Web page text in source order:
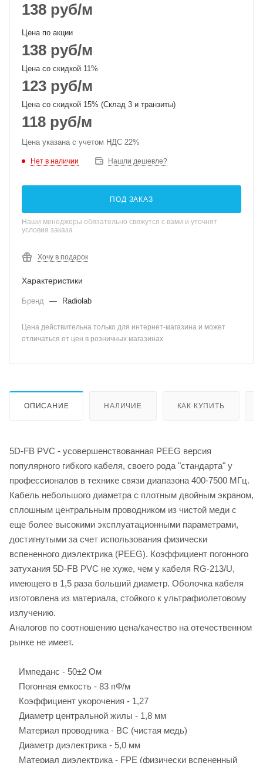
138 руб/м
Цена по акции
138 руб/м
Цена со скидкой 11%
123 руб/м
Цена со скидкой 15% (Склад 3 и транзиты)
118 руб/м
Цена указана с учетом НДС 22%
Нет в наличии Нашли дешевле?
ПОД ЗАКАЗ
Наши менеджеры обязательно свяжутся с вами и уточнят
условия заказа
Хочу в подарок
Характеристики
Бренд — Radiolab
Цена действительна только для интернет-магазина и может
отличаться от цен в розничных магазинах
ОПИСАНИЕ НАЛИЧИЕ КАК КУПИТЬ
5D-FB PVC - усовершенствованная PEEG версия
популярного гибкого кабеля, своего рода "стандарта" у
профессионалов в технике связи диапазона 400-7500 МГц.
Кабель небольшого диаметра с плотным двойным экраном,
сплошным центральным проводником из чистой меди с
еще более высокими эксплуатационными параметрами,
достигнутыми за счет использования физически
вспененного диэлектрика (PEEG). Коэффициент погонного
затухания 5D-FB PVC не хуже, чем у кабеля RG-213/U,
имеющего в 1,5 раза больший диаметр. Оболочка кабеля
изготовлена из материала, стойкого к ультрафиолетовому
излучению.
Аналогов по соотношению цена/качество на отечественном
рынке не имеет.
Импеданс - 50±2 Ом
Погонная емкость - 83 пФ/м
Коэффициент укорочения - 1,27
Диаметр центральной жилы - 1,8 мм
Материал проводника - BC (чистая медь)
Диаметр диэлектрика - 5,0 мм
Материал диэлектрика - FPE (физически вспененный